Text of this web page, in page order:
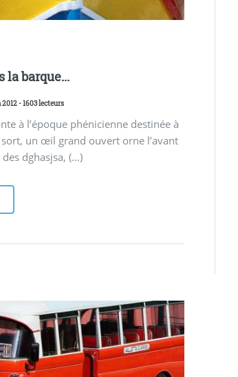
la barque...
- 1603 lecteurs
à l’époque phénicienne destinée à
un œil grand ouvert orne l’avant
dghasjsa, (…)